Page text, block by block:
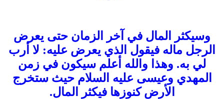
وسيكثر المال في آخر الزمان حتى يعرض
الرجل ماله فيقول الذي يعرض عليه: لا أرب
لي به. وهذا والله أعلم سيكون في زمن
المهدي وعيسى عليه السلام حيث ستخرج
الأرض كنوزها فيكثر المال.